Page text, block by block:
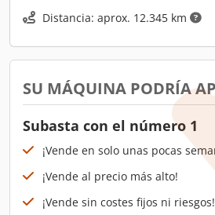
Distancia: aprox. 12.345 km
SU MÁQUINA PODRÍA
Subasta con el número 1
¡Vende en solo unas pocas
¡Vende al precio más alto!
¡Vende sin costes fijos ni riesgos!